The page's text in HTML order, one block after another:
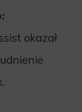
okazał